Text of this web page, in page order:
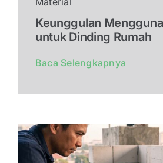
Keunggulan
untuk Dinding Rumah
Baca Selengkapnya